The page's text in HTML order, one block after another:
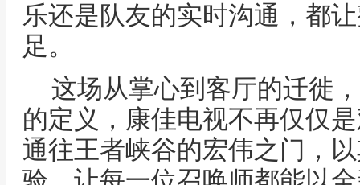
乐还是队友的实时沟通，都
足。
这场从掌心到客厅的迁徙
的定义，康佳电视不再仅仅
通往王者峡谷的宏伟之门，